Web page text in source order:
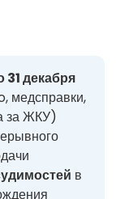
31 декабря
за ЖКУ)
в